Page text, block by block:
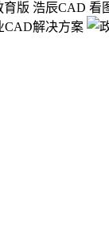
育版 浩辰CAD 看